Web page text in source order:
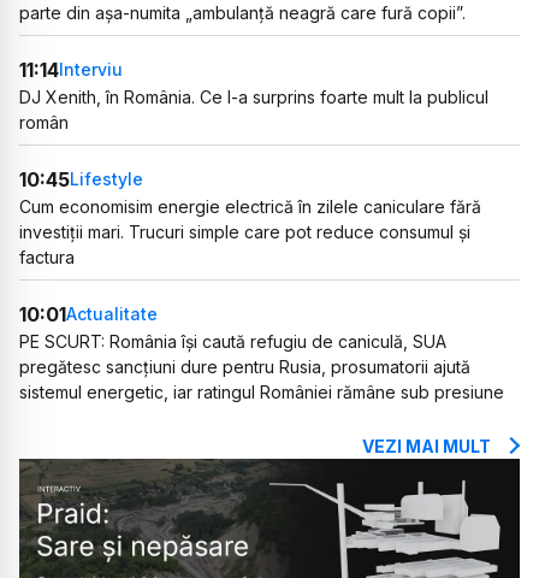
parte din așa-numita „ambulanță neagră care fură copii”.
11:14Interviu
DJ Xenith, în România. Ce l-a surprins foarte mult la publicul
român
10:45Lifestyle
Cum economisim energie electrică în zilele caniculare fără
investiții mari. Trucuri simple care pot reduce consumul și
factura
10:01Actualitate
PE SCURT: România își caută refugiu de caniculă, SUA
pregătesc sancțiuni dure pentru Rusia, prosumatorii ajută
sistemul energetic, iar ratingul României rămâne sub presiune
VEZI MAI MULT